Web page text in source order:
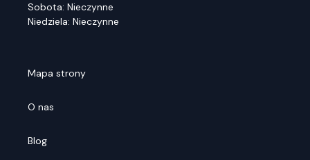
Sobota: Nieczynne
Niedziela: Nieczynne
Mapa strony
O nas
Blog